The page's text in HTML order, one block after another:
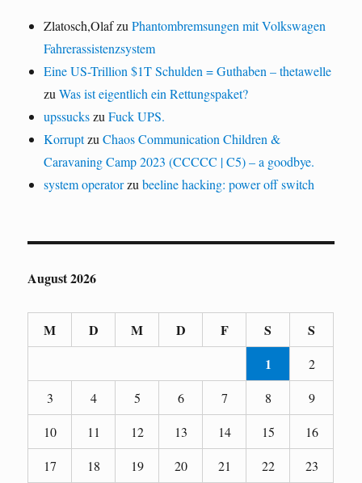
Zlatosch,OlafzuPhantombremsungen mit Volkswagen
Fahrerassistenzsystem
Eine US-Trillion $1T Schulden = Guthaben – thetawelle
zuWas ist eigentlich ein Rettungspaket?
upssuckszuFuck UPS.
KorruptzuChaos Communication Children &
Caravaning Camp 2023 (CCCCC | C5) – a goodbye.
system operatorzubeeline hacking: power off switch
August 2026
M D M D F S
S
1
2
3
4 5 6 7 8
9
10
11 12 13 14 15
16
17
18 19 20 21 22 23